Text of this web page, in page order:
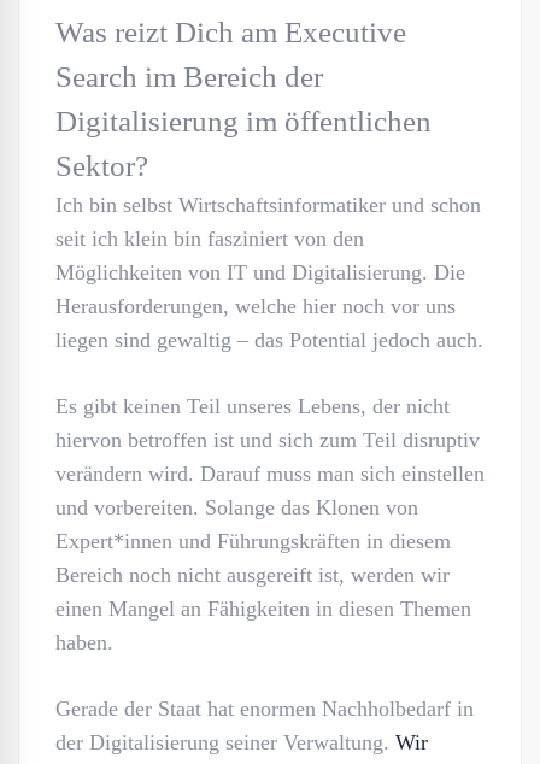
Was reizt Dich am Executive
Search im Bereich der
Digitalisierung im öffentlichen
Sektor?
Ich bin selbst Wirtschaftsinformatiker und schon
seit ich klein bin fasziniert von den
Möglichkeiten von IT und Digitalisierung. Die
Herausforderungen, welche hier noch vor uns
liegen sind gewaltig – das Potential jedoch auch.
Es gibt keinen Teil unseres Lebens, der nicht
hiervon betroffen ist und sich zum Teil disruptiv
verändern wird. Darauf muss man sich einstellen
und vorbereiten. Solange das Klonen von
Expert*innen und Führungskräften in diesem
Bereich noch nicht ausgereift ist, werden wir
einen Mangel an Fähigkeiten in diesen Themen
haben.
Gerade der Staat hat enormen Nachholbedarf in
der Digitalisierung seiner Verwaltung. Wir